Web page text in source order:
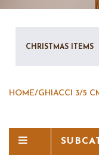
CHRISTMAS ITEMS
HOME/GHIACCI 3/5